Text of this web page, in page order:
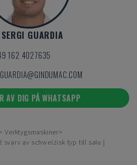
SERGI GUARDIA
162 4027635
AV DIG PÅ WHATSAPP
Verktygsmaskiner
svarv av schweizisk typ till salu |